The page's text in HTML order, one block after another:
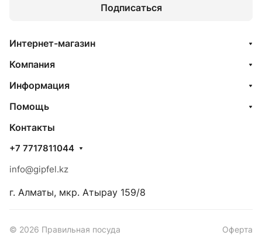
Подписаться
Интернет-магазин
Компания
Информация
Помощь
Контакты
+7 7717811044
info@gipfel.kz
г. Алматы, мкр. Атырау 159/8
© 2026 Правильная посуда Оферта